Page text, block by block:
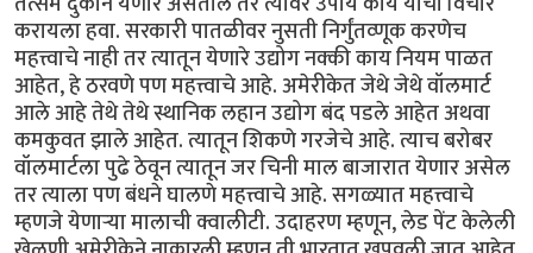
करायला हवा. सरकारी पातळीवर नुसती निर्गुंतव्णूक करणेच
महत्त्वाचे नाही तर त्यातून येणारे उद्योग नक्की काय नियम पाळत
आहेत, हे ठरवणे पण महत्त्वाचे आहे. अमेरीकेत जेथे जेथे वॉलमार्ट
आले आहे तेथे तेथे स्थानिक लहान उद्योग बंद पडले आहेत अथवा
कमकुवत झाले आहेत. त्यातून शिकणे गरजेचे आहे. त्याच बरोबर
वॉलमार्टला पुढे ठेवून त्यातून जर चिनी माल बाजारात येणार असेल
तर त्याला पण बंधने घालणे महत्त्वाचे आहे. सगळ्यात महत्त्वाचे
म्हणजे येणार्‍या मालाची क्वालीटी. उदाहरण म्हणून, लेड पेंट केलेली